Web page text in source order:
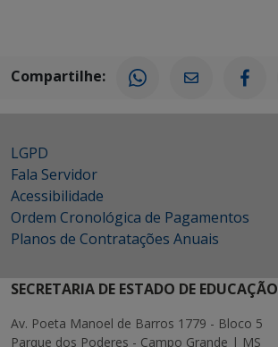
Compartilhe:
LGPD
Fala Servidor
Acessibilidade
Ordem Cronológica de Pagamentos
Planos de Contratações Anuais
SECRETARIA DE ESTADO DE EDUCAÇÃO
Av. Poeta Manoel de Barros 1779 - Bloco 5
Parque dos Poderes - Campo Grande | MS